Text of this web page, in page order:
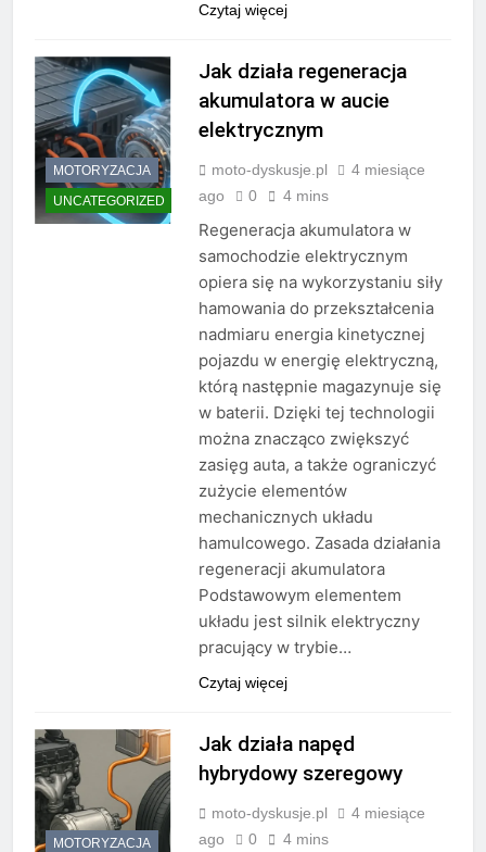
Czytaj więcej
MOTORYZACJA
UNCATEGORIZED
Jak działa regeneracja
akumulatora w aucie
elektrycznym
moto-dyskusje.pl
4 miesiące
ago
0 4 mins
Regeneracja akumulatora w
samochodzie elektrycznym
opiera się na wykorzystaniu siły
hamowania do przekształcenia
nadmiaru energia kinetycznej
pojazdu w energię elektryczną,
którą następnie magazynuje się
w baterii. Dzięki tej technologii
można znacząco zwiększyć
zasięg auta, a także ograniczyć
zużycie elementów
mechanicznych układu
hamulcowego. Zasada działania
regeneracji akumulatora
Podstawowym elementem
układu jest silnik elektryczny
pracujący w trybie…
Czytaj więcej
MOTORYZACJA
Jak działa napęd
hybrydowy szeregowy
moto-dyskusje.pl
4 miesiące
ago
0 4 mins